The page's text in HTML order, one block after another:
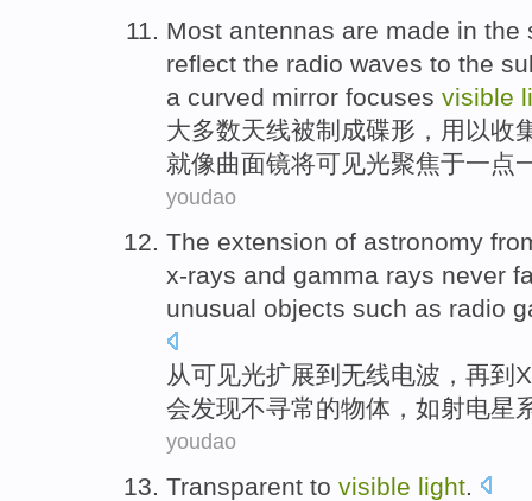
Most antennas are made in the
reflect the radio waves to the
a curved mirror focuses visible
大多数天线被制成碟形 ， 用以收
就像曲面镜将可见光聚焦于一点
youdao
The extension of astronomy
x-rays and gamma rays never
unusual objects such as radio
从可见光扩展到 无线电波 ，再到 X
会发现不寻常的物体 ， 如射电星
youdao
Transparent to visible light